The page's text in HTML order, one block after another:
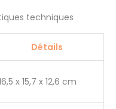
compagnie
à installer et
pliable : le siège de
pour chien
facile à installer ou
techniques
Détails
x 15,7 x 12,6 cm